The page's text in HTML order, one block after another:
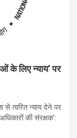
के लिए न्याय’ पर
त्वरित न्याय देने पर
की संरक्षक’: